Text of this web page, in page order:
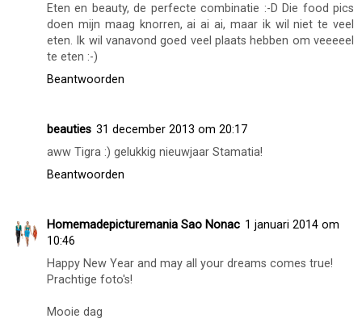
Eten en beauty, de perfecte combinatie :-D Die food pics
doen mijn maag knorren, ai ai ai, maar ik wil niet te veel
eten. Ik wil vanavond goed veel plaats hebben om veeeeel
te eten :-)
Beantwoorden
beauties 31 december 2013 om 20:17
aww Tigra :) gelukkig nieuwjaar Stamatia!
Beantwoorden
Homemadepicturemania Sao Nonac 1 januari 2014 om
10:46
Happy New Year and may all your dreams comes true!
Prachtige foto's!
Mooie dag